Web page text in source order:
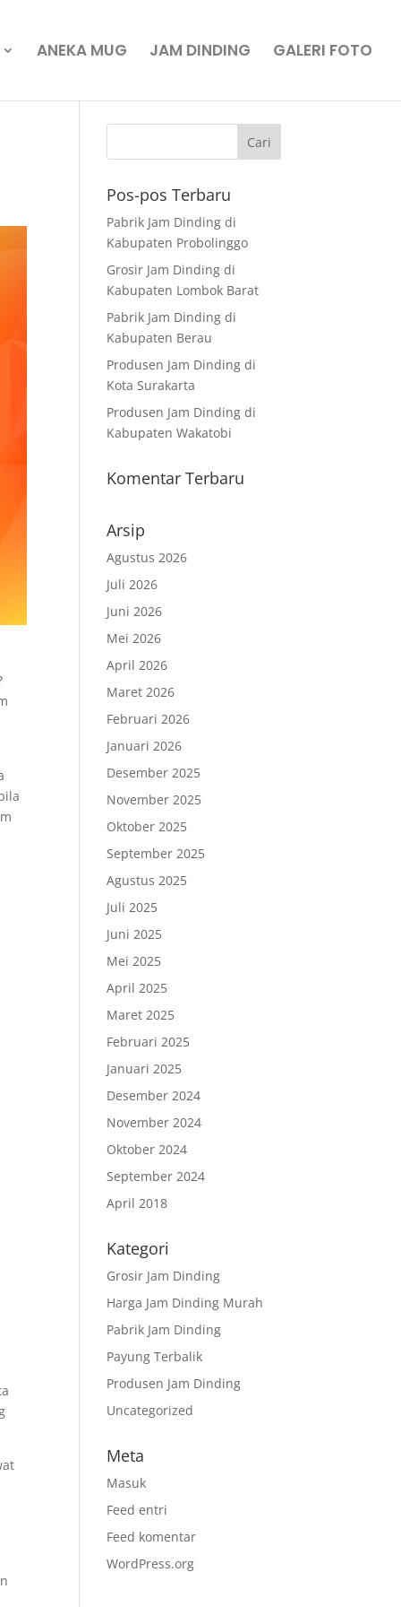
ANEKA MUG JAM DINDING GALERI FOTO
Pos-pos Terbaru
Pabrik Jam Dinding di
Kabupaten Probolinggo
Grosir Jam Dinding di
Kabupaten Lombok Barat
Pabrik Jam Dinding di
Kabupaten Berau
Produsen Jam Dinding di
Kota Surakarta
Produsen Jam Dinding di
Kabupaten Wakatobi
Komentar Terbaru
Arsip
Agustus 2026
Juli 2026
Juni 2026
Mei 2026
April 2026
Maret 2026
Februari 2026
Januari 2026
Desember 2025
November 2025
Oktober 2025
September 2025
Agustus 2025
Juli 2025
Juni 2025
Mei 2025
April 2025
Maret 2025
Februari 2025
Januari 2025
Desember 2024
November 2024
Oktober 2024
September 2024
April 2018
Kategori
Grosir Jam Dinding
Harga Jam Dinding Murah
Pabrik Jam Dinding
Payung Terbalik
Produsen Jam Dinding
Uncategorized
Meta
Masuk
Feed entri
Feed komentar
WordPress.org